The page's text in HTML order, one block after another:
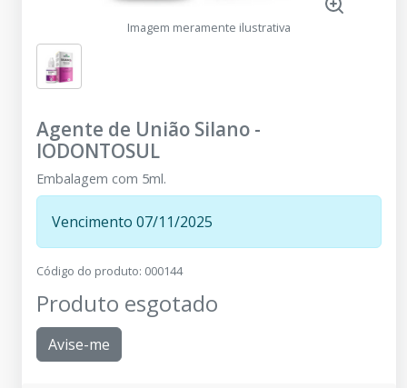
Imagem meramente ilustrativa
Agente de União Silano -
IODONTOSUL
Embalagem com 5ml.
Vencimento 07/11/2025
Código do produto: 000144
Produto esgotado
Avise-me